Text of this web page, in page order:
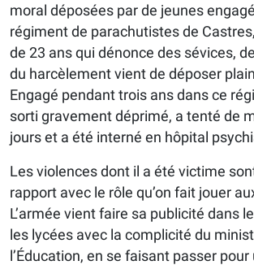
moral déposées par de jeunes
régiment de parachutistes de
de 23 ans qui dénonce des sévices,
du harcèlement vient de déposer
Engagé pendant trois ans dans ce
sorti gravement déprimé, a tenté de
jours et a été interné en hôpital
Les violences dont il a été victime
rapport avec le rôle qu’on fait jouer
L’armée vient faire sa publicité dans
les lycées avec la complicité du
l’Éducation, en se faisant passer pour